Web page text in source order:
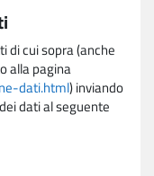
di cui sopra (anche
alla pagina
dati.html) inviando
dati al seguente